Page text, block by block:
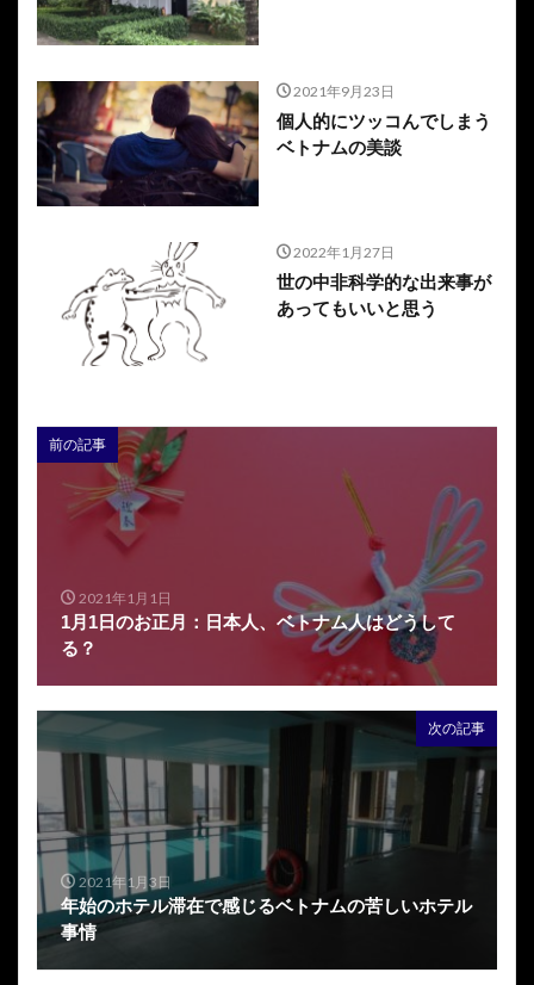
2021年9月23日
個人的にツッコんでしまう
ベトナムの美談
2022年1月27日
世の中非科学的な出来事が
あってもいいと思う
前の記事
2021年1月1日
1月1日のお正月：日本人、ベトナム人はどうして
る？
次の記事
2021年1月3日
年始のホテル滞在で感じるベトナムの苦しいホテル
事情